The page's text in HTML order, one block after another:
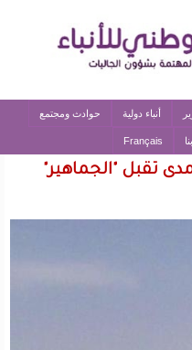
أنباء دولية حوادث ومجتمع
Français
تقبل "الجماهير"